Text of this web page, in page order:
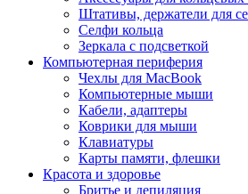
Штативы, держатели для
Селфи кольца
Зеркала с подсветкой
Компьютерная периферия
Чехлы для MacBook
Компьютерные мыши
Кабели, адаптеры
Коврики для мыши
Клавиатуры
Карты памяти, флешки
Красота и здоровье
Бритье и депиляция